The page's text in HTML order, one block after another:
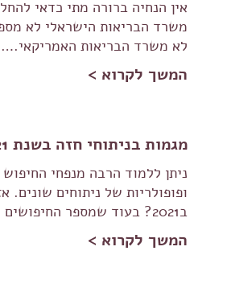
אין הנחיה ברורה מתי כדאי
משרד הבריאות הישראלי לא
לא משרד הבריאות האמריקאי.…
המשך לקרוא >
מגמות בניתוחי חזה בשנת 2021
ניתן ללמוד הרבה מנפחי
ופופולריות של ניתוחים שונים.
ב2021? בעוד שמספר החיפושים של…
המשך לקרוא >